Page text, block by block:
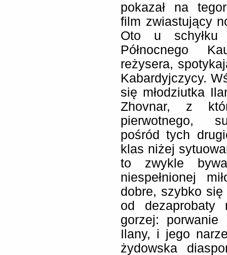
pokazał na
film zwiastujący
Oto u
Północnego
reżysera,
Kabardyjczycy.
się młodziutka
Zhovnar, z
pierwotnego,
pośród tych
klas niżej
to zwykle
niespełnionej
dobre, szybko
od dezaprobaty
gorzej: porwanie
Ilany, i jego
żydowska